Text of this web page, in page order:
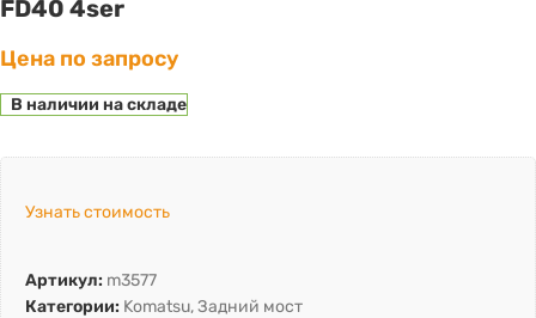
FD40 4ser
Цена по запросу
В наличии на складе
Узнать стоимость
Артикул: m3577
Категории: Komatsu,Задний мост